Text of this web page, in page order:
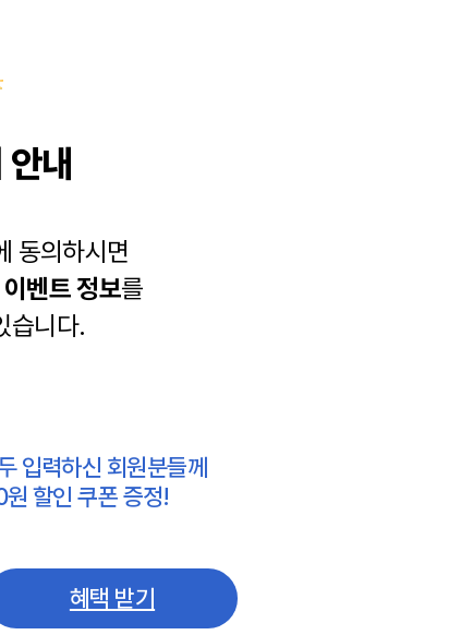
내
동의하시면
이벤트 정보를
습니다.
입력하신 회원분들께
할인 쿠폰 증정!
혜택 받기